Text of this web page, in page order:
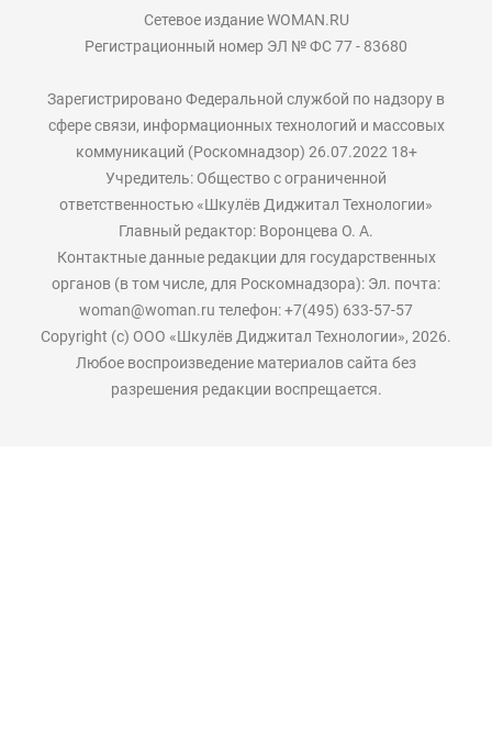
Сетевое издание WOMAN.RU
Регистрационный номер ЭЛ № ФС 77 - 83680
Зарегистрировано Федеральной службой по надзору в
сфере связи, информационных технологий и массовых
коммуникаций (Роскомнадзор) 26.07.2022 18+
Учредитель: Общество с ограниченной
ответственностью «Шкулёв Диджитал Технологии»
Главный редактор: Воронцева О. А.
Контактные данные редакции для государственных
органов (в том числе, для Роскомнадзора): Эл. почта:
woman@woman.ru телефон: +7(495) 633-57-57
Copyright (с) ООО «Шкулёв Диджитал Технологии», 2026.
Любое воспроизведение материалов сайта без
разрешения редакции воспрещается.